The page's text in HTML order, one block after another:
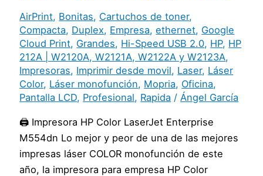
AirPrint, Bonitas, Cartuchos de toner,
Compacta, Duplex, Empresa,ethernet, Google
Cloud Print, Grandes, Hi-Speed USB 2.0, HP, HP
212A | W2120A, W2121A, W2122A y W2123A,
Impresoras, Imprimir desde movil, Laser, Láser
Color, Láser monofunción, Mopria, Oficina,
Pantalla LCD, Profesional, Rapida /Ángel García
🖨️ Impresora HP Color LaserJet Enterprise
M554dn Lo mejor y peor de una de las mejores
impresas láser COLOR monofunción de este
año, la impresora para empresa HP Color